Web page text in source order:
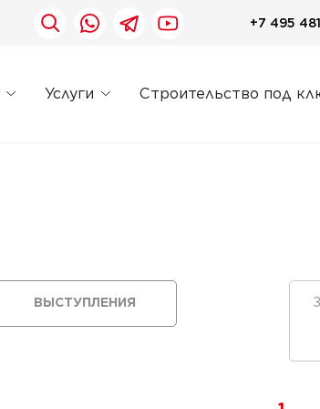
+7 495
Услуги Строительство под
ВЫСТУПЛЕНИЯ